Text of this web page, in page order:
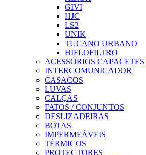
GIVI
HJC
LS2
UNIK
TUCANO URBANO
HIFLOFILTRO
ACESSÓRIOS CAPACETES
INTERCOMUNICADOR
CASACOS
LUVAS
CALÇAS
FATOS / CONJUNTOS
DESLIZADEIRAS
BOTAS
IMPERMEÁVEIS
TÉRMICOS
PROTECTORES